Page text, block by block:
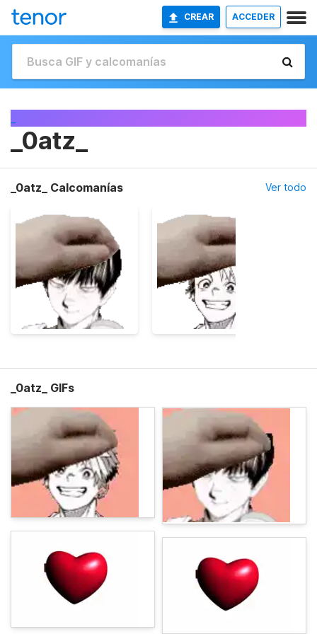
CREAR ACCEDER
_0atz_
_0atz_ Calcomanías Ver todo
_0atz_ GIFs